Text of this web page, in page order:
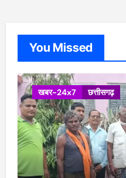
You Missed
खबर-24x7 छत्तीसगढ़